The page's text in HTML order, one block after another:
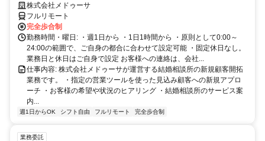
株式会社メドゥーサ
フルリモート
完全歩合制
勤務時間・曜日: ・週1日から ・1日1時間から ・原則として0:00～
24:00の範囲で、ご自身の都合に合わせて設定可能 ・固定休日なし。
業務日と休日はご自身で設定 お客様への連絡は、会社...
仕事内容: 株式会社メドゥーサが運営する結婚相談所の新規顧客開拓
業務です。 ・指定の営業ツールを使った見込み顧客への新規アプロ
ーチ ・お客様の希望や状況のヒアリング ・結婚相談所のサービス案
内...
週1日からOK シフト自由 フルリモート 完全歩合制
業務委託